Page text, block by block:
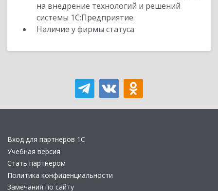
на внедрение технологий и решений
системы 1С:Предприятие.
Наличие у фирмы статуса
Вход для партнеров 1С
Учебная версия
Стать партнером
Политика конфиденциальности
Замечания по сайту